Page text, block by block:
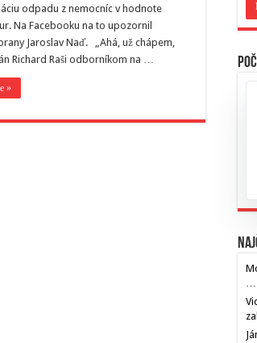
odpadu z nemocníc v hodnote
Na Facebooku na to upozornil
Jaroslav Naď. „Ahá, už chápem,
Richard Raši odborníkom na …
»
…